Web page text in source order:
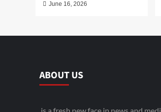
June 16, 2026
ABOUT US